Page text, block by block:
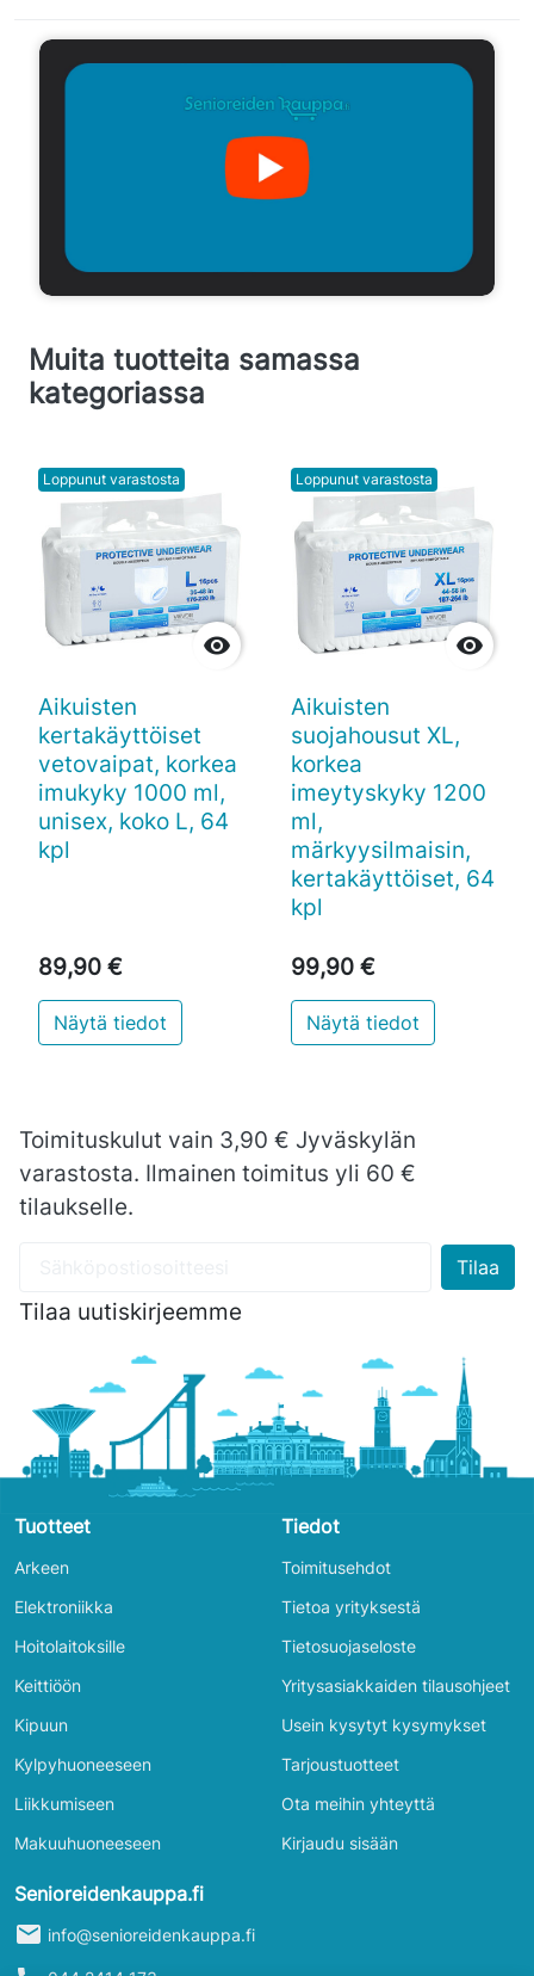
Muita tuotteita samassa
kategoriassa
Loppunut varastosta

Aikuisten
kertakäyttöiset
vetovaipat, korkea
imukyky 1000 ml,
unisex, koko L, 64
kpl
89,90 €
Näytä tiedot
Loppunut varastosta

Aikuisten
suojahousut XL,
korkea
imeytyskyky 1200
ml,
märkyysilmaisin,
kertakäyttöiset, 64
kpl
99,90 €
Näytä tiedot
Toimituskulut vain 3,90 € Jyväskylän
varastosta. Ilmainen toimitus yli 60 €
tilaukselle.
Tilaa uutiskirjeemme
Tuotteet
Arkeen
Elektroniikka
Hoitolaitoksille
Keittiöön
Kipuun
Kylpyhuoneeseen
Liikkumiseen
Makuuhuoneeseen
Tiedot
Toimitusehdot
Tietoa yrityksestä
Tietosuojaseloste
Yritysasiakkaiden tilausohjeet
Usein kysytyt kysymykset
Tarjoustuotteet
Ota meihin yhteyttä
Kirjaudu sisään
Senioreidenkauppa.fi
mail info@senioreidenkauppa.fi